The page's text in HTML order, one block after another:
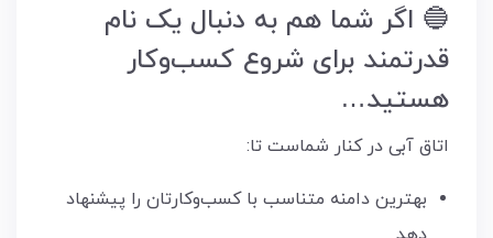
🔵 اگر شما هم به دنبال یک نام
قدرتمند برای شروع کسب‌وکار
هستید…
اتاق آبی در کنار شماست تا:
بهترین دامنه متناسب با کسب‌وکارتان را پیشنهاد